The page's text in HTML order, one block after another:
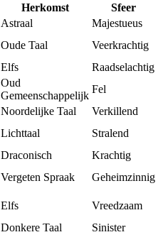
Herkomst
Sfeer
Astraal
Majestueus
Oude Taal
Veerkrachtig
Elfs
Raadselachtig
Oud
Gemeenschappelijk
Fel
Noordelijke Taal
Verkillend
Lichttaal
Stralend
Draconisch
Krachtig
Vergeten Spraak Geheimzinnig
Elfs
Vreedzaam
Donkere Taal Sinister